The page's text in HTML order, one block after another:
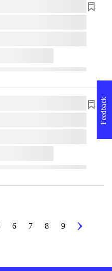
dolor sit amet ...
dolor sit amet ...
dolor sit amet ...
dolor sit amet ...
6 7 8 9
Feedback